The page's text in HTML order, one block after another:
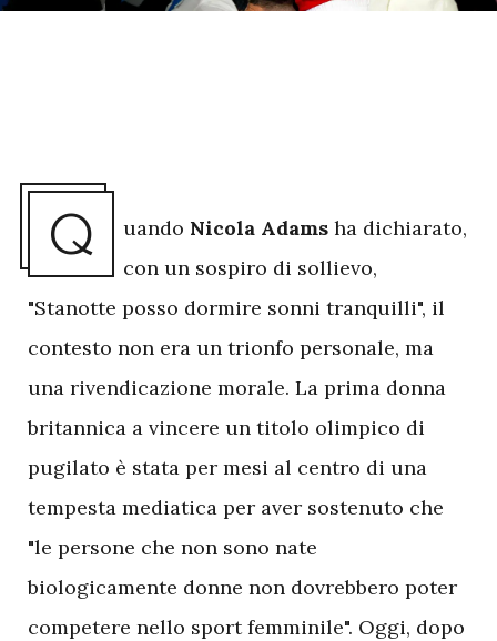
Q uando Nicola Adams ha dichiarato,
con un sospiro di sollievo,
"Stanotte posso dormire sonni tranquilli", il
contesto non era un trionfo personale, ma
una rivendicazione morale. La prima donna
britannica a vincere un titolo olimpico di
pugilato è stata per mesi al centro di una
tempesta mediatica per aver sostenuto che
"le persone che non sono nate
biologicamente donne non dovrebbero poter
competere nello sport femminile". Oggi, dopo